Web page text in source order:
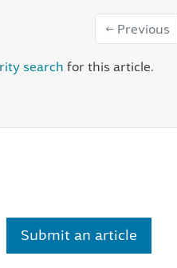
← Previous
search for this article.
Submit an article